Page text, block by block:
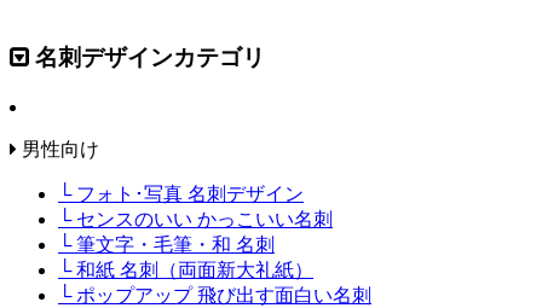
名刺デザインカテゴリ
男性向け
└ フォト･写真 名刺デザイン
└ センスのいい かっこいい名刺
└ 筆文字・毛筆・和 名刺
└ 和紙 名刺（両面新大礼紙）
└ ポップアップ 飛び出す面白い名刺